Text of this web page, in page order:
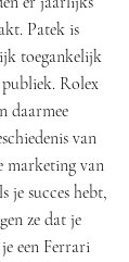
Patek is
toegankelijk
Rolex
daarmee
van
marketing van
je succes hebt,
ze dat je
een Ferrari